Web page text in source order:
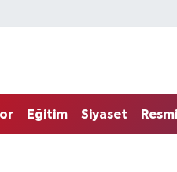
Eğitim Siyaset